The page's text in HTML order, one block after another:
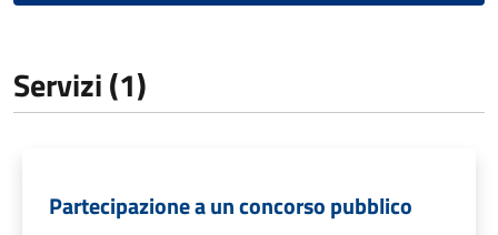
Servizi (1)
Partecipazione a un concorso pubblico